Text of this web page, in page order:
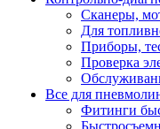
Сканеры,
Для
Приборы,
Проверка
Все для
Фитинги